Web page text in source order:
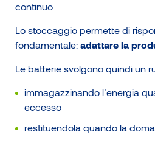
continuo.
Lo stoccaggio permette di
fondamentale: adattare la
Le batterie svolgono quindi un
immagazzinando l’energia
eccesso
restituendola quando la